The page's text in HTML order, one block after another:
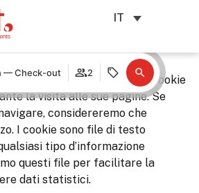
IT
— Check-out 2
che questo sito web installa cookie
la visita alle sue pagine. Se
considereremo che
I cookie sono file di testo
tipo d’informazione
questi file per facilitare la
dati statistici.